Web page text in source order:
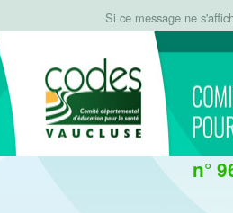
Si ce message ne
n°